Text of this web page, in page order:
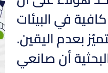
في البيئات
بعدم اليقين.
أن صانعي